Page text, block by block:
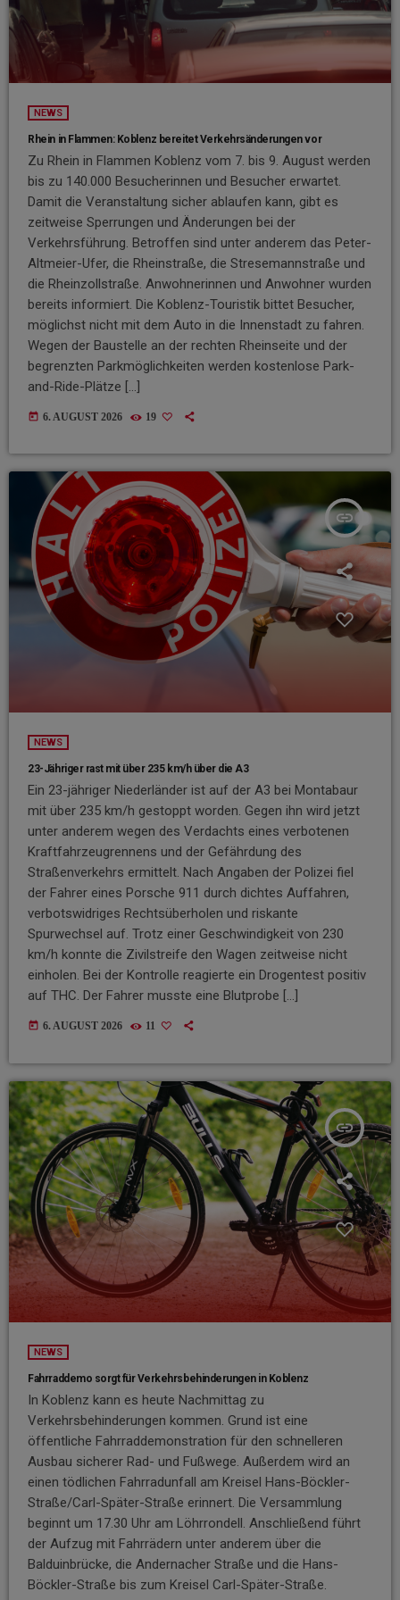
NEWS
Rhein in Flammen: Koblenz bereitet Verkehrsänderungen vor
Zu Rhein in Flammen Koblenz vom 7. bis 9. August werden
bis zu 140.000 Besucherinnen und Besucher erwartet.
Damit die Veranstaltung sicher ablaufen kann, gibt es
zeitweise Sperrungen und Änderungen bei der
Verkehrsführung. Betroffen sind unter anderem das Peter-
Altmeier-Ufer, die Rheinstraße, die Stresemannstraße und
die Rheinzollstraße. Anwohnerinnen und Anwohner wurden
bereits informiert. Die Koblenz-Touristik bittet Besucher,
möglichst nicht mit dem Auto in die Innenstadt zu fahren.
Wegen der Baustelle an der rechten Rheinseite und der
begrenzten Parkmöglichkeiten werden kostenlose Park-
and-Ride-Plätze […]
today 6. AUGUST 2026 19
insert_link
NEWS
23-Jähriger rast mit über 235 km/h über die A3
Ein 23-jähriger Niederländer ist auf der A3 bei Montabaur
mit über 235 km/h gestoppt worden. Gegen ihn wird jetzt
unter anderem wegen des Verdachts eines verbotenen
Kraftfahrzeugrennens und der Gefährdung des
Straßenverkehrs ermittelt. Nach Angaben der Polizei fiel
der Fahrer eines Porsche 911 durch dichtes Auffahren,
verbotswidriges Rechtsüberholen und riskante
Spurwechsel auf. Trotz einer Geschwindigkeit von 230
km/h konnte die Zivilstreife den Wagen zeitweise nicht
einholen. Bei der Kontrolle reagierte ein Drogentest positiv
auf THC. Der Fahrer musste eine Blutprobe […]
today 6. AUGUST 2026 11
insert_link
NEWS
Fahrraddemo sorgt für Verkehrsbehinderungen in Koblenz
In Koblenz kann es heute Nachmittag zu
Verkehrsbehinderungen kommen. Grund ist eine
öffentliche Fahrraddemonstration für den schnelleren
Ausbau sicherer Rad- und Fußwege. Außerdem wird an
einen tödlichen Fahrradunfall am Kreisel Hans-Böckler-
Straße/Carl-Später-Straße erinnert. Die Versammlung
beginnt um 17.30 Uhr am Löhrrondell. Anschließend führt
der Aufzug mit Fahrrädern unter anderem über die
Balduinbrücke, die Andernacher Straße und die Hans-
Böckler-Straße bis zum Kreisel Carl-Später-Straße.